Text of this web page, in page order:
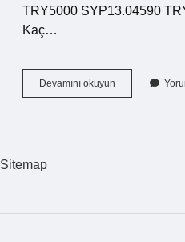
TRY5000 SYP13.04590
Kaç…
Devamını okuyun
Suriye
Sitemap